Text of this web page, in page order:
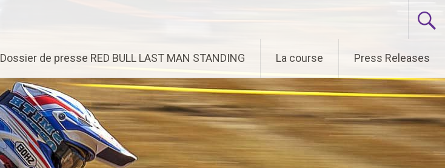
Dossier de presse RED BULL LAST MAN STANDING La course Press Releases